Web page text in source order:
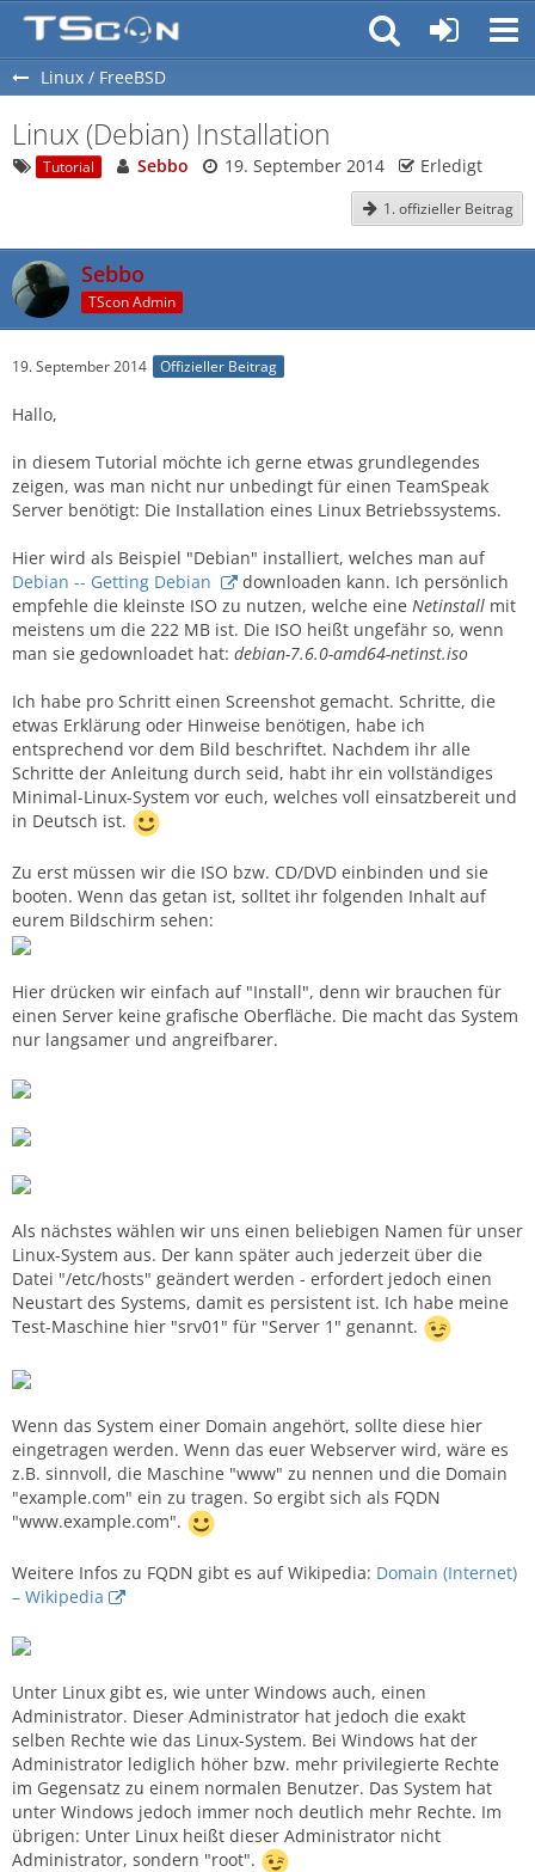
Linux / FreeBSD
Linux (Debian) Installation
Tutorial Sebbo 19. September 2014 Erledigt
1. offizieller Beitrag
Sebbo
TScon Admin
19. September 2014 Offizieller Beitrag
Hallo,
in diesem Tutorial möchte ich gerne etwas grundlegendes
zeigen, was man nicht nur unbedingt für einen TeamSpeak
Server benötigt: Die Installation eines Linux Betriebssystems.
Hier wird als Beispiel "Debian" installiert, welches man auf
Debian -- Getting Debian
downloaden kann. Ich persönlich
empfehle die kleinste ISO zu nutzen, welche eine Netinstall mit
meistens um die 222 MB ist. Die ISO heißt ungefähr so, wenn
man sie gedownloadet hat: debian-7.6.0-amd64-netinst.iso
Ich habe pro Schritt einen Screenshot gemacht. Schritte, die
etwas Erklärung oder Hinweise benötigen, habe ich
entsprechend vor dem Bild beschriftet. Nachdem ihr alle
Schritte der Anleitung durch seid, habt ihr ein vollständiges
Minimal-Linux-System vor euch, welches voll einsatzbereit und
in Deutsch ist.
Zu erst müssen wir die ISO bzw. CD/DVD einbinden und sie
booten. Wenn das getan ist, solltet ihr folgenden Inhalt auf
eurem Bildschirm sehen:
Hier drücken wir einfach auf "Install", denn wir brauchen für
einen Server keine grafische Oberfläche. Die macht das System
nur langsamer und angreifbarer.
Als nächstes wählen wir uns einen beliebigen Namen für unser
Linux-System aus. Der kann später auch jederzeit über die
Datei "/etc/hosts" geändert werden - erfordert jedoch einen
Neustart des Systems, damit es persistent ist. Ich habe meine
Test-Maschine hier "srv01" für "Server 1" genannt.
Wenn das System einer Domain angehört, sollte diese hier
eingetragen werden. Wenn das euer Webserver wird, wäre es
z.B. sinnvoll, die Maschine "www" zu nennen und die Domain
"example.com" ein zu tragen. So ergibt sich als FQDN
"www.example.com".
Weitere Infos zu FQDN gibt es auf Wikipedia: Domain (Internet)
– Wikipedia
Unter Linux gibt es, wie unter Windows auch, einen
Administrator. Dieser Administrator hat jedoch die exakt
selben Rechte wie das Linux-System. Bei Windows hat der
Administrator lediglich höher bzw. mehr privilegierte Rechte
im Gegensatz zu einem normalen Benutzer. Das System hat
unter Windows jedoch immer noch deutlich mehr Rechte. Im
übrigen: Unter Linux heißt dieser Administrator nicht
Administrator, sondern "root".